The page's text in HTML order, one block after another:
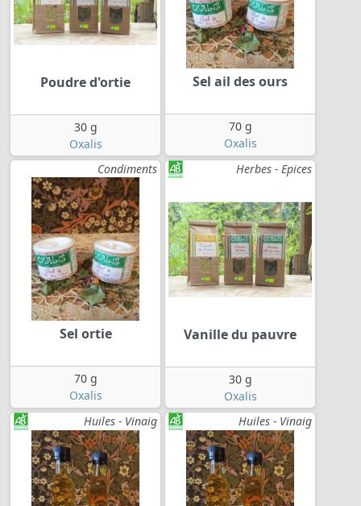
Poudre d'ortie
30 g
Oxalis
Sel ail des ours
70 g
Oxalis
Condiments
Sel ortie
70 g
Oxalis
Herbes - Epices
Vanille du pauvre
30 g
Oxalis
Huiles - Vinaig
Huiles - Vinaig